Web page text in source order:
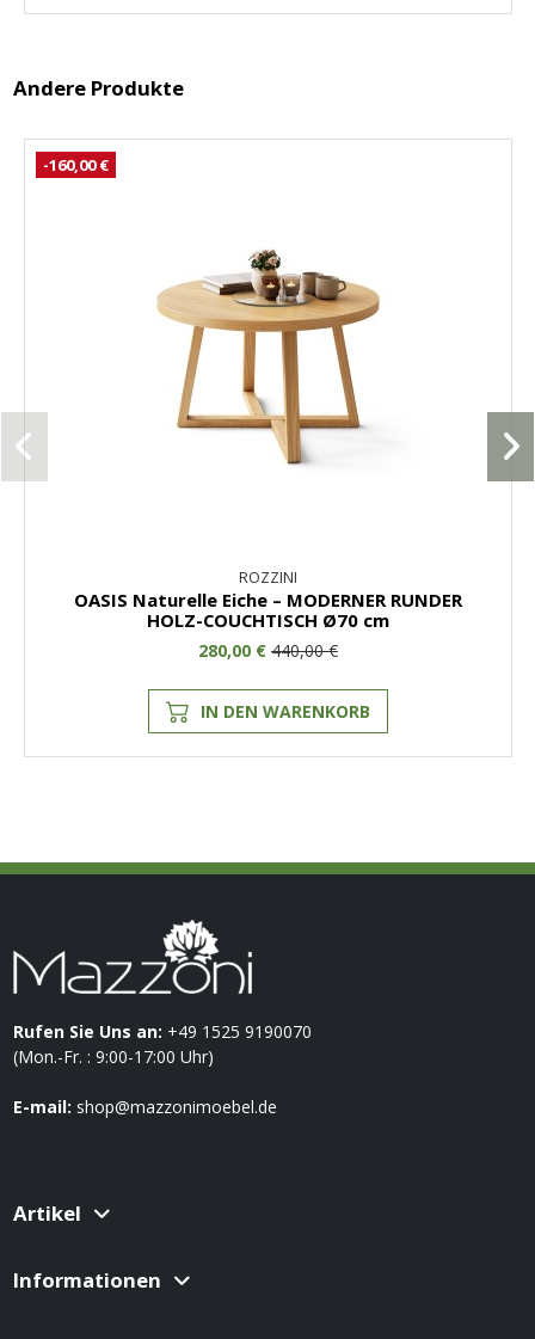
Andere Produkte
-160,00 €
ROZZINI
OASIS Naturelle Eiche – MODERNER RUNDER
HOLZ-COUCHTISCH Ø70 cm
280,00 € 440,00 €
IN DEN WARENKORB
Rufen Sie Uns an: +49 1525 9190070
(Mon.-Fr. : 9:00-17:00 Uhr)
E-mail: shop@mazzonimoebel.de
Artikel
Informationen